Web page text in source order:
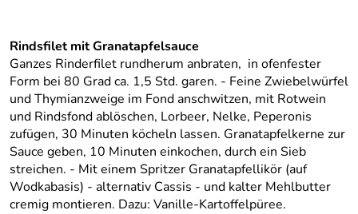
Rindsfilet mit Granatapfelsauce
Ganzes Rinderfilet rundherum anbraten, in ofenfester
Form bei 80 Grad ca. 1,5 Std. garen. - Feine Zwiebelwürfel
und Thymianzweige im Fond anschwitzen, mit Rotwein
und Rindsfond ablöschen, Lorbeer, Nelke, Peperonis
zufügen, 30 Minuten köcheln lassen. Granatapfelkerne zur
Sauce geben, 10 Minuten einkochen, durch ein Sieb
streichen. - Mit einem Spritzer Granatapfellikör (auf
Wodkabasis) - alternativ Cassis - und kalter Mehlbutter
cremig montieren. Dazu: Vanille-Kartoffelpüree.